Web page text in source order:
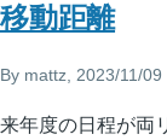
移動距離
By mattz, 2023/11/09
来年度の日程が両